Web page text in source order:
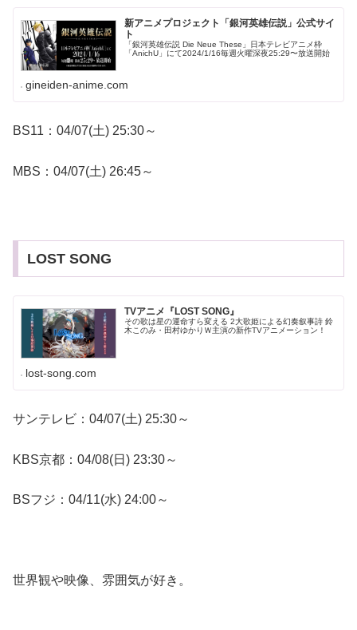
新アニメプロジェクト「銀河英雄伝説」公式サイ
ト
「銀河英雄伝説 Die Neue These」日本テレビアニメ枠
「AnichU」にて2024/1/16毎週火曜深夜25:29〜放送開始
gineiden-anime.com
BS11：04/07(土) 25:30～
MBS：04/07(土) 26:45～
LOST SONG
TVアニメ『LOST SONG』
その歌は星の運命すら変える 2大歌姫による幻奏叙事詩 鈴
木このみ・田村ゆかりＷ主演の新作TVアニメーション！
lost-song.com
サンテレビ：04/07(土) 25:30～
KBS京都：04/08(日) 23:30～
BSフジ：04/11(水) 24:00～
世界観や映像、雰囲気が好き。